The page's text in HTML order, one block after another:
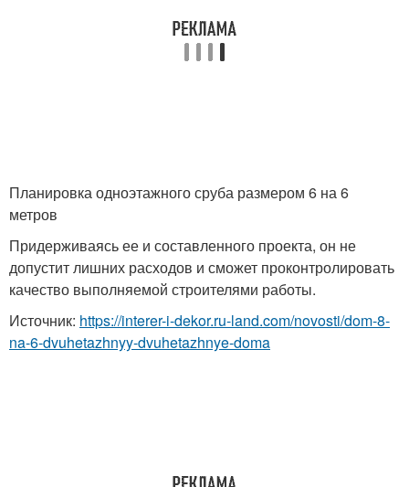
Планировка одноэтажного сруба размером 6 на 6
метров
Придерживаясь ее и составленного проекта, он не
допустит лишних расходов и сможет проконтролировать
качество выполняемой строителями работы.
Источник: https://interer-i-dekor.ru-land.com/novosti/dom-8-
na-6-dvuhetazhnyy-dvuhetazhnye-doma